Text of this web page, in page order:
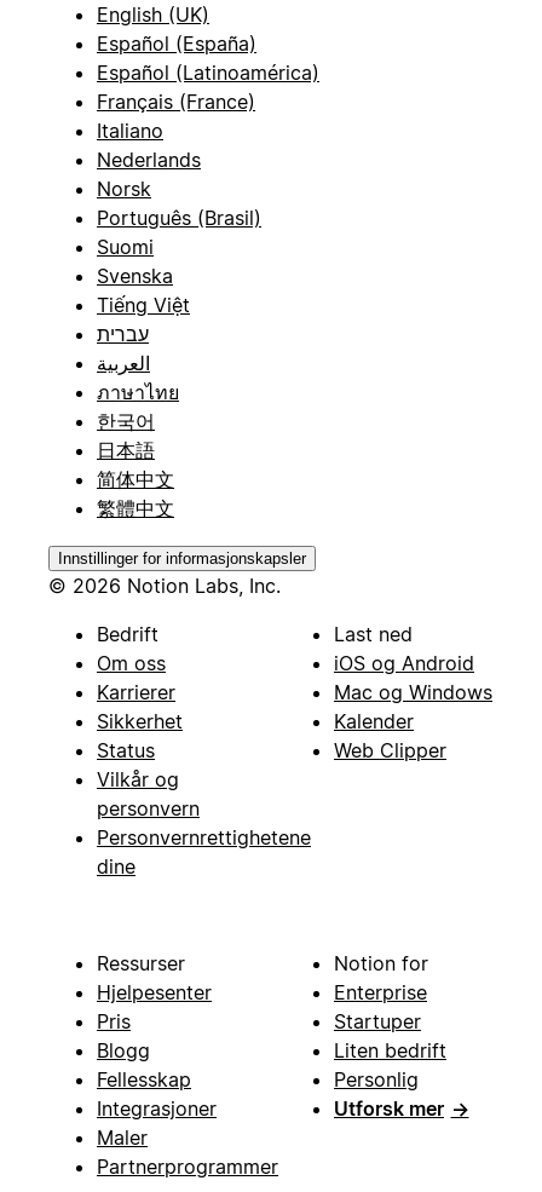
English (UK)
Español (España)
Español (Latinoamérica)
Français (France)
Italiano
Nederlands
Norsk
Português (Brasil)
Suomi
Svenska
Tiếng Việt
עברית
العربية
ภาษาไทย
한국어
日本語
简体中文
繁體中文
Innstillinger for informasjonskapsler
© 2026 Notion Labs, Inc.
Bedrift
Om oss
Karrierer
Sikkerhet
Status
Vilkår og
personvern
Personvernrettighetene
dine
Last ned
iOS og Android
Mac og Windows
Kalender
Web Clipper
Ressurser
Hjelpesenter
Pris
Blogg
Fellesskap
Integrasjoner
Maler
Partnerprogrammer
Notion for
Enterprise
Startuper
Liten bedrift
Personlig
Utforsk mer →